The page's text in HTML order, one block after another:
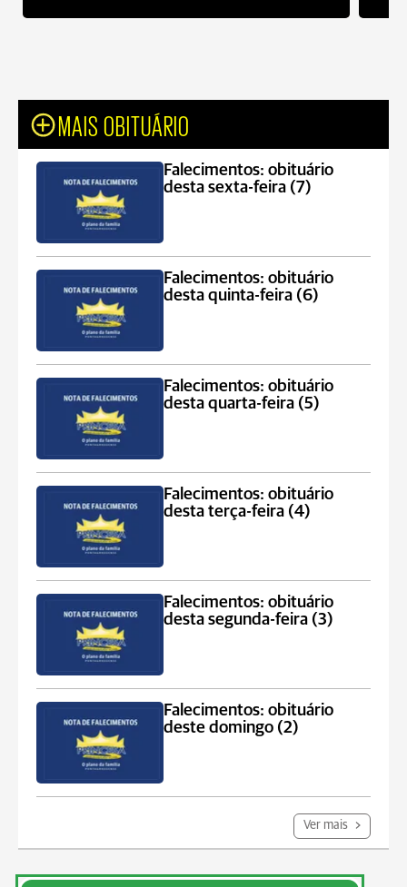
MAIS OBITUÁRIO
Falecimentos: obituário
desta sexta-feira (7)
Falecimentos: obituário
desta quinta-feira (6)
Falecimentos: obituário
desta quarta-feira (5)
Falecimentos: obituário
desta terça-feira (4)
Falecimentos: obituário
desta segunda-feira (3)
Falecimentos: obituário
deste domingo (2)
Ver mais